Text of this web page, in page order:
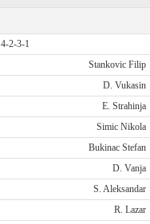
4-2-3-1
Stankovic Filip
D. Vukasin
E. Strahinja
Simic Nikola
Bukinac Stefan
D. Vanja
S. Aleksandar
R. Lazar